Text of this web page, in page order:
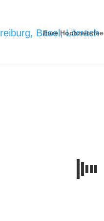
Eure Hochzeitsfee